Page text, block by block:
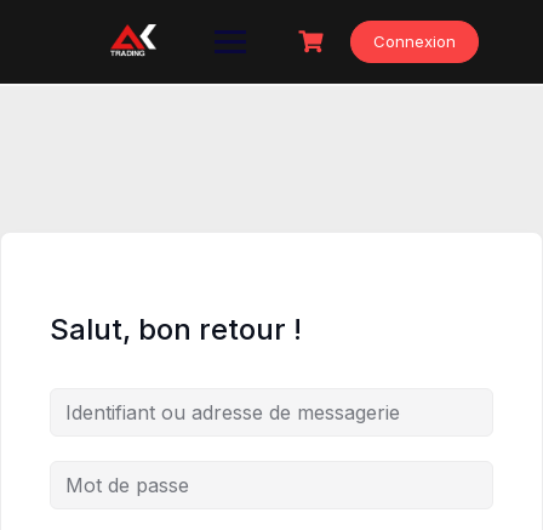
Connexion
Salut, bon retour !